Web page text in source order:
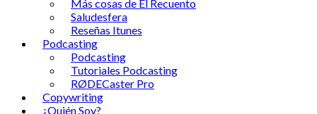
Más cosas de El Recuento
Saludesfera
Reseñas Itunes
Podcasting
Podcasting
Tutoriales Podcasting
RØDECaster Pro
Copywriting
¿Quién Soy?